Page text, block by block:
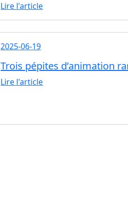
Lire l'article
2025-06-19
Trois pépites d’animation
Lire l'article